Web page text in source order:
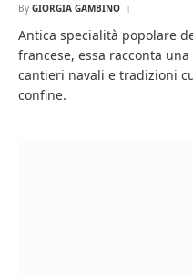
By GIORGIA GAMBINO
Antica specialità popolare
francese, essa racconta
cantieri navali e tradizioni
confine.